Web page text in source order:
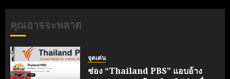
ฟอร์ม AI
30, 2026
0
คุณอาจจะพลาด
จุดเด่น
ช่อง “Thailand PBS” แอบอ้าง